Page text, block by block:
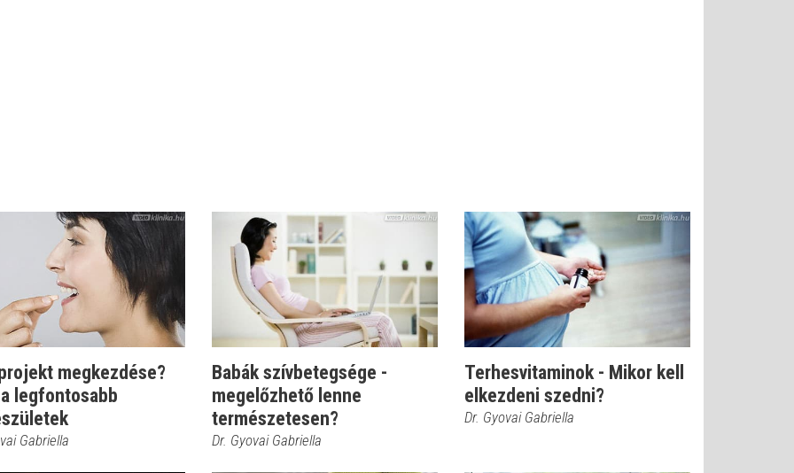
megkezdése?
legfontosabb
Gabriella
Babák szívbetegsége -
megelőzhető lenne
természetesen?
Dr. Gyovai Gabriella
Terhesvitaminok - Mikor kell
elkezdeni szedni?
Dr. Gyovai Gabriella